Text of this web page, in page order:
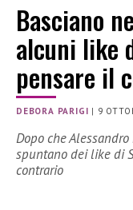
Basciano
alcuni like
pensare il
DEBORA PARIGI | 9
Dopo che
spuntano dei like di
contrario